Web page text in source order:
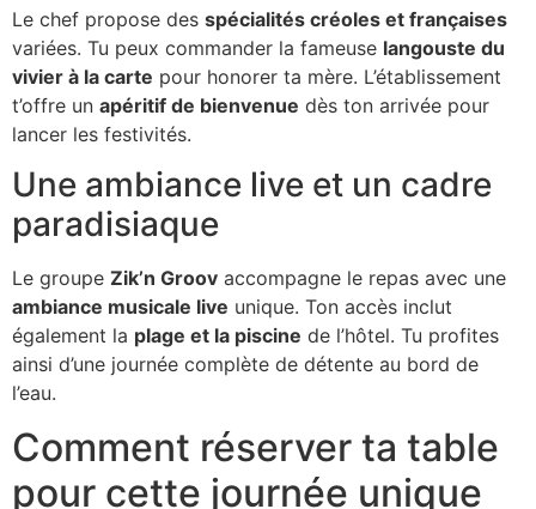
Le chef propose des spécialités créoles et françaises
variées. Tu peux commander la fameuse langouste du
vivier à la carte pour honorer ta mère. L’établissement
t’offre un apéritif de bienvenue dès ton arrivée pour
lancer les festivités.
Une ambiance live et un cadre
paradisiaque
Le groupe Zik’n Groov accompagne le repas avec une
ambiance musicale live unique. Ton accès inclut
également la plage et la piscine de l’hôtel. Tu profites
ainsi d’une journée complète de détente au bord de
l’eau.
Comment réserver ta table
pour cette journée unique